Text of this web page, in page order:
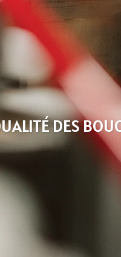
DES